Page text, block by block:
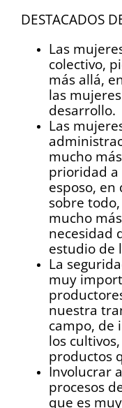
DESTACADOS
Las
colectivo,
más allá,
las
desarrollo.
Las
mucho
prioridad a
esposo, en
sobre
mucho
necesidad
estudio de
La
muy
nuestra
campo, de
los
productos
Involucrar
procesos
que es